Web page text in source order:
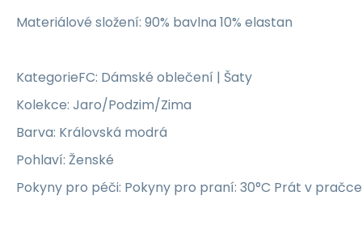
Materiálové složení: 90% bavlna 10% elastan
KategorieFC: Dámské oblečení | Šaty
Kolekce: Jaro/Podzim/Zima
Barva: Královská modrá
Pohlaví: Ženské
Pokyny pro péči: Pokyny pro praní: 30°C Prát v pračce